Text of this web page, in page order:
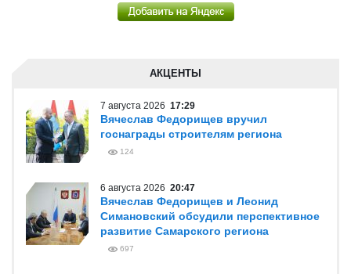
АКЦЕНТЫ
7 августа 2026 17:29
Вячеслав Федорищев вручил
госнаграды строителям региона
124
6 августа 2026 20:47
Вячеслав Федорищев и Леонид
Симановский обсудили перспективное
развитие Самарского региона
697